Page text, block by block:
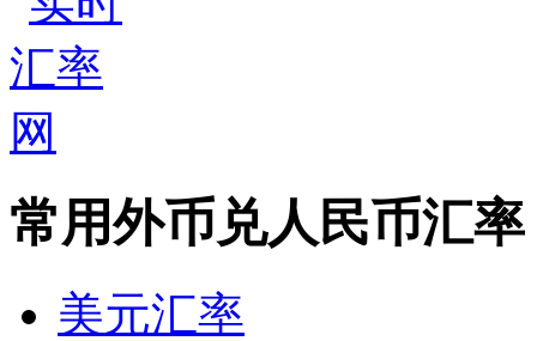
常用外币兑人民币汇率
美元汇率